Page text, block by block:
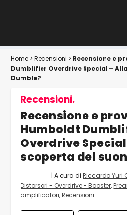
Home >Recensioni > Recensione e
Dumblifier Overdrive Special –
Dumble?
Recensioni.
Recensione e
Humboldt
Overdrive
scoperta del
| A cura diRiccardo Yuri
Distorsori - Overdrive - Booster,
amplificatori,Recensioni